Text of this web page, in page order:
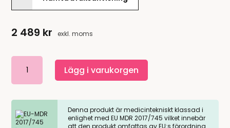
2 489 kr exkl. moms
SimplyWorks
Energise
mängd
Lägg i varukorgen
Denna produkt är medicintekniskt klassad i
enlighet med EU MDR 2017/745 vilket innebär
att den produkt omfattas av EU:s förordning